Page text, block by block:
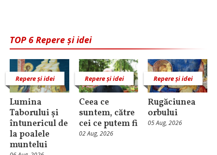
TOP 6 Repere și idei
Repere și idei
Lumina
Taborului și
întunericul de
la poalele
muntelui
Repere și idei
Ceea ce
suntem, către
cei ce putem fi
02 Aug, 2026
Repere și idei
Rugăciunea
orbului
05 Aug, 2026